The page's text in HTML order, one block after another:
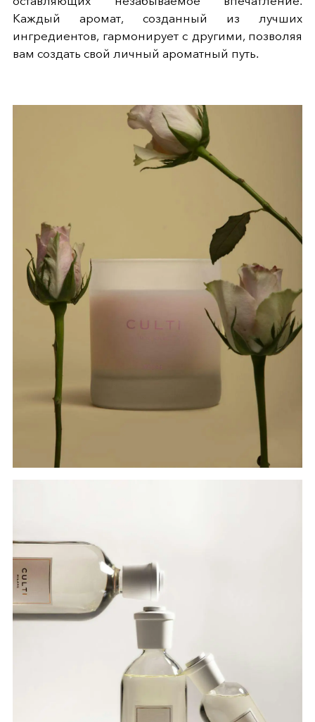
Каждый аромат, созданный из лучших
ингредиентов, гармонирует с другими, позволяя
вам создать свой личный ароматный путь.